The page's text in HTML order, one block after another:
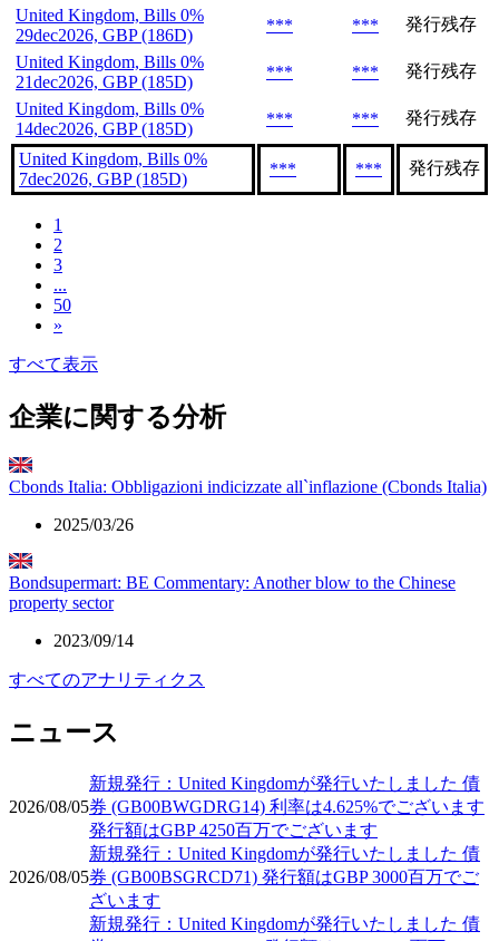
United Kingdom, Bills 0%
29dec2026, GBP (186D)
*** ***
発行残存
United Kingdom, Bills 0%
21dec2026, GBP (185D)
*** ***
発行残存
United Kingdom, Bills 0%
14dec2026, GBP (185D)
*** *** 発行残存
United Kingdom, Bills 0%
7dec2026, GBP (185D)
*** *** 発行残存
1
2
3
...
50
»
すべて表示
企業に関する分析
Cbonds Italia: Obbligazioni indicizzate all`inflazione (Cbonds Italia)
2025/03/26
Bondsupermart: BE Commentary: Another blow to the Chinese
property sector
2023/09/14
すべてのアナリティクス
ニュース
2026/08/05
新規発行：United Kingdomが発行いたしました 債
券 (GB00BWGDRG14) 利率は4.625%でございます
発行額はGBP 4250百万でございます
2026/08/05
新規発行：United Kingdomが発行いたしました 債
券 (GB00BSGRCD71) 発行額はGBP 3000百万でご
ざいます
新規発行：United Kingdomが発行いたしました 債